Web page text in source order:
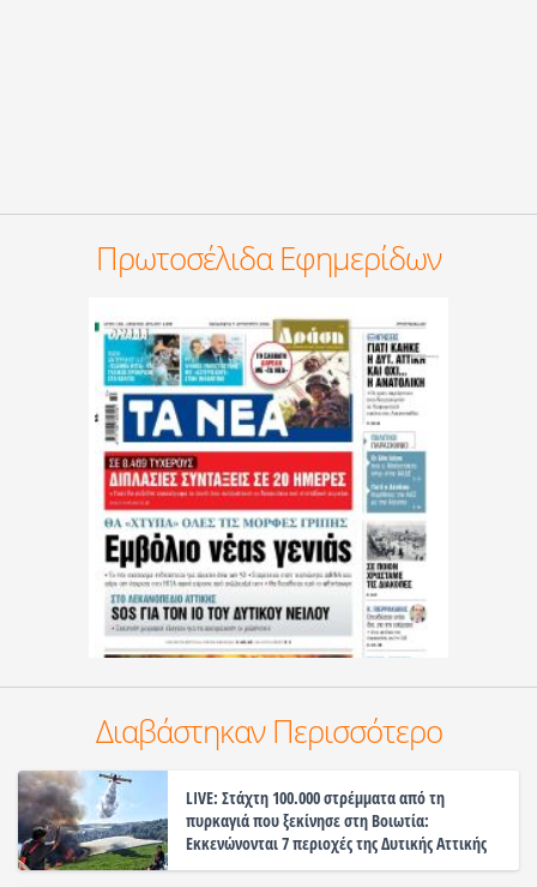
Πρωτοσέλιδα Εφημερίδων
Διαβάστηκαν Περισσότερο
LIVE: Στάχτη 100.000 στρέμματα από τη
πυρκαγιά που ξεκίνησε στη Βοιωτία:
Εκκενώνονται 7 περιοχές της Δυτικής Αττικής